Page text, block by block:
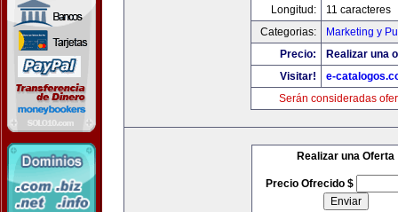
Longitud:
11 caracteres
Categorias:
Marketing y
Precio:
Realizar una
Visitar!
e-
Serán consideradas
Realizar una Oferta
Precio Ofrecido $